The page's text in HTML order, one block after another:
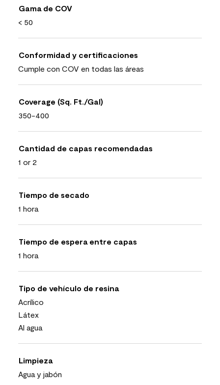
Gama de COV
< 50
Conformidad y certificaciones
Cumple con COV en todas las áreas
Coverage (Sq. Ft./Gal)
350-400
Cantidad de capas recomendadas
1 or 2
Tiempo de secado
1 hora
Tiempo de espera entre capas
1 hora
Tipo de vehículo de resina
Acrílico
Látex
Al agua
Limpieza
Agua y jabón